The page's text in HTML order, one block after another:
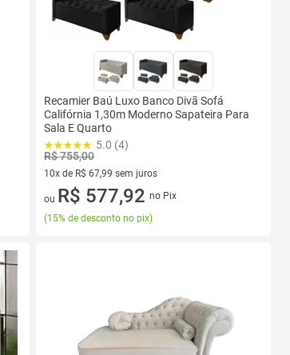
Recamier Baú Luxo Banco Divã Sofá
Califórnia 1,30m Moderno Sapateira Para
Sala E Quarto
5.0 (4)
R$ 755,00
10x de R$ 67,99 sem juros
10 vez de R$ 67,99 sem juros
ou R$ 577,92 no Pix
(15% de desconto no pix)